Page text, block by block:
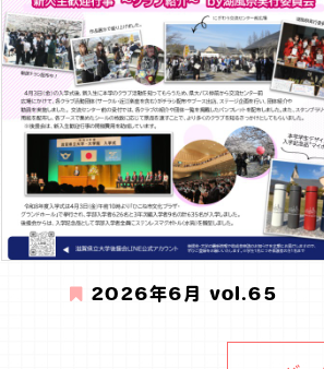
2026年6月 vol.65